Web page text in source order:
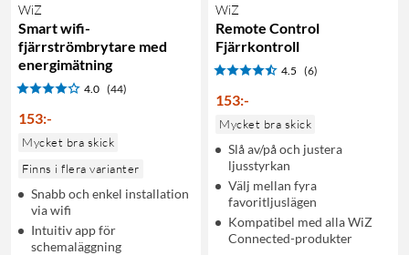
WiZ
Smart wifi-
fjärrströmbrytare med
energimätning
4.0 (44)
153:-
Mycket bra skick
Finns i flera varianter
Snabb och enkel installation
via wifi
Intuitiv app för
schemaläggning
WiZ
Remote Control
Fjärrkontroll
4.5 (6)
153:-
Mycket bra skick
Slå av/på och justera
ljusstyrkan
Välj mellan fyra
favoritljuslägen
Kompatibel med alla WiZ
Connected-produkter